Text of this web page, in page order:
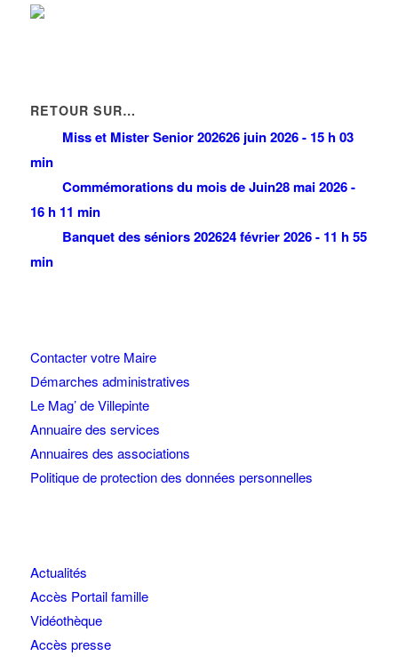
RETOUR SUR…
Miss et Mister Senior 202626 juin 2026 - 15 h 03
min
Commémorations du mois de Juin28 mai 2026 -
16 h 11 min
Banquet des séniors 202624 février 2026 - 11 h 55
min
Contacter votre Maire
Démarches administratives
Le Mag’ de Villepinte
Annuaire des services
Annuaires des associations
Politique de protection des données personnelles
Actualités
Accès Portail famille
Vidéothèque
Accès presse